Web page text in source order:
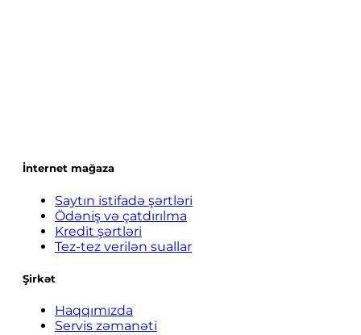
İnternet mağaza
Saytın istifadə şərtləri
Ödəniş və çatdırılma
Kredit şərtləri
Tez-tez verilən suallar
Şirkət
Haqqımızda
Servis zəmanəti